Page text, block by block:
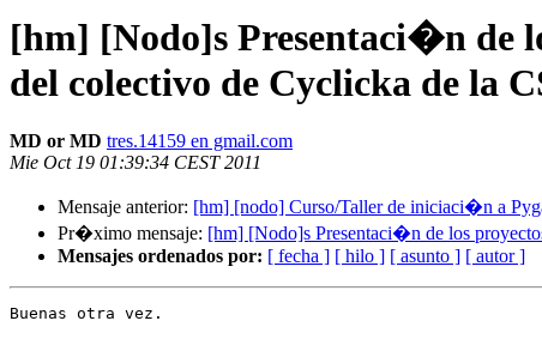
[hm] [Nodo]s Presentaci�n de
del colectivo de Cyclicka de la
MD or MD tres.14159 en gmail.com
Mie Oct 19 01:39:34 CEST 2011
Mensaje anterior: [hm] [nodo] Curso/Taller de iniciaci�n a
Pr�ximo mensaje: [hm] [Nodo]s Presentaci�n de los
Mensajes ordenados por: [ fecha ] [ hilo ] [ asunto ] [ autor ]
Buenas otra vez.